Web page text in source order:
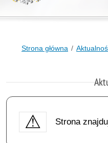
Strona główna
Strona